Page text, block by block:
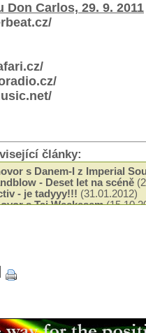
Don Carlos, 29. 9. 2011
články:
s Danem-I z Imperial
- Deset let na scéně
- je tadyyy!!! (31.01.2012)
s Taj Weekesem